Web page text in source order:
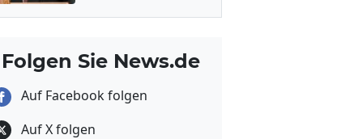
Folgen Sie News.de
Auf Facebook folgen
Auf X folgen